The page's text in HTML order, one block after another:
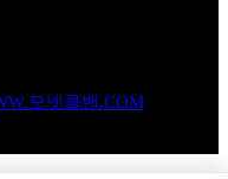
모넷콜밴.COM